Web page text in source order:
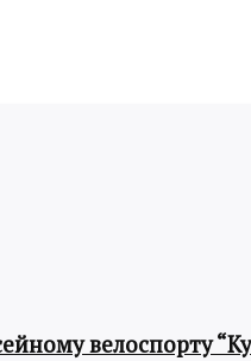
велоспорту